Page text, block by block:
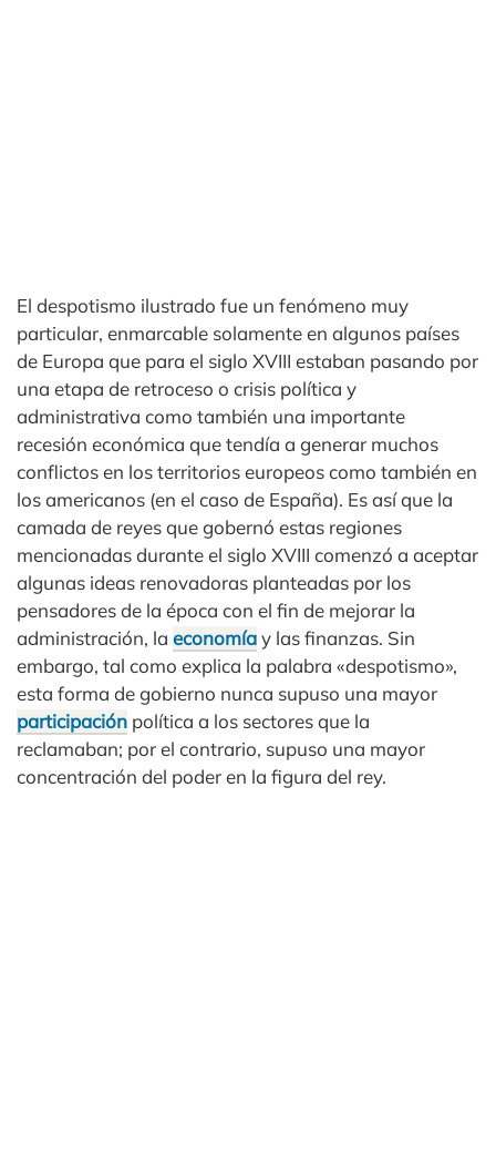
El despotismo ilustrado fue un fenómeno muy
particular, enmarcable solamente en algunos países
de Europa que para el siglo XVIII estaban pasando por
una etapa de retroceso o crisis política y
administrativa como también una importante
recesión económica que tendía a generar muchos
conflictos en los territorios europeos como también en
los americanos (en el caso de España). Es así que la
camada de reyes que gobernó estas regiones
mencionadas durante el siglo XVIII comenzó a aceptar
algunas ideas renovadoras planteadas por los
pensadores de la época con el fin de mejorar la
administración, la economíay las finanzas. Sin
embargo, tal como explica la palabra «despotismo»,
esta forma de gobierno nunca supuso una mayor
participación política a los sectores que la
reclamaban; por el contrario, supuso una mayor
concentración del poder en la figura del rey.